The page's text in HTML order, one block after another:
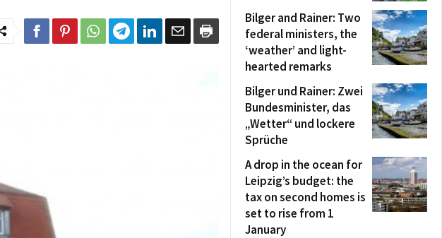
Bilger and Rainer: Two
federal ministers, the
‘weather’ and light-
hearted remarks
Bilger und Rainer: Zwei
Bundesminister, das
„Wetter“ und lockere
Sprüche
A drop in the ocean for
Leipzig’s budget: the
tax on second homes is
set to rise from 1
January